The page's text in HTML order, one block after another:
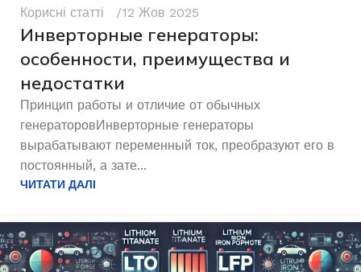
Корисні статті 12 Жов 2025
Инверторные генераторы:
особенности, преимущества и
недостатки
Принцип работы и отличие от обычных
генераторовИнверторные генераторы
вырабатывают переменный ток, преобразуют его в
постоянный, а зате...
ЧИТАТИ ДАЛІ